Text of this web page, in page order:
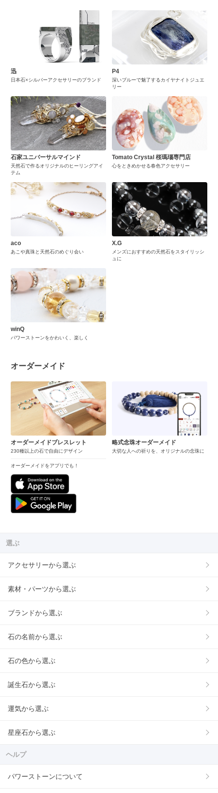
迅
日本石×シルバーアクセサリーのブランド
P4
深いブルーで魅了するカイヤナイトジュエ
リー
石家ユニバーサルマインド
天然石で作るオリジナルのヒーリングアイ
テム
Tomato Crystal 桜瑪瑙専門店
心をときめかせる春色アクセサリー
aco
あこや真珠と天然石のめぐり会い
X.G
メンズにおすすめの天然石をスタイリッシ
ュに
winQ
パワーストーンをかわいく、楽しく
オーダーメイド
オーダーメイドブレスレット
230種以上の石で自由にデザイン
オーダーメイドをアプリでも！
略式念珠オーダーメイド
大切な人への祈りを、オリジナルの念珠に
選ぶ
アクセサリーから選ぶ
素材・パーツから選ぶ
ブランドから選ぶ
石の名前から選ぶ
石の色から選ぶ
誕生石から選ぶ
運気から選ぶ
星座石から選ぶ
ヘルプ
パワーストーンについて